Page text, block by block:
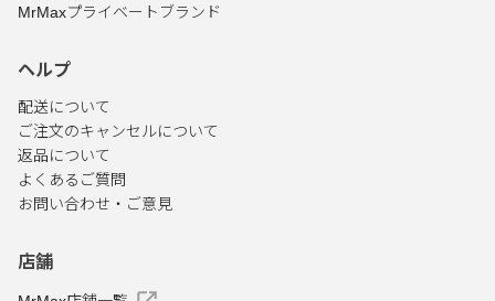
MrMaxプライベートブランド
ヘルプ
配送について
ご注文のキャンセルについて
返品について
よくあるご質問
お問い合わせ・ご意見
店舗